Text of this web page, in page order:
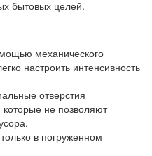
бытовых целей.
механического
настроить интенсивность
отверстия
не позволяют
в погруженном